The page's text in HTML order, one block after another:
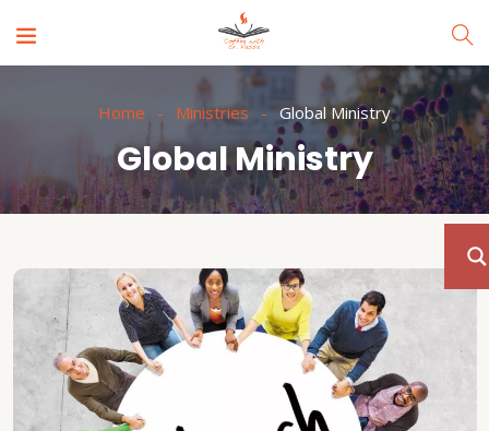
Home Ministries Global Ministry
Global Ministry